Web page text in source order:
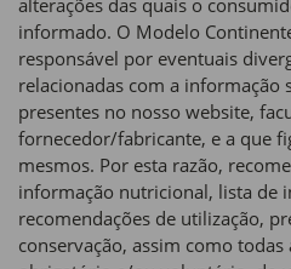
alterações das quais o
informado. O Modelo
responsável por eventuais
relacionadas com a informação
presentes no nosso website,
fornecedor/fabricante, e a que
mesmos. Por esta razão,
informação nutricional, lista de
recomendações de utilização,
conservação, assim como